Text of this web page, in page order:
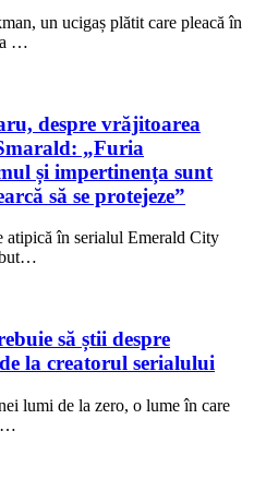
un ucigaș plătit care pleacă în
a …
despre vrăjitoarea
„Furia
și impertinența sunt
să se protejeze”
atipică în serialul Emerald City
să știi despre
la creatorul serialului
lumi de la zero, o lume în care